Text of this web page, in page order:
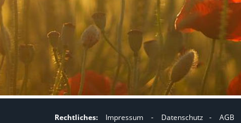
Rechtliches: Impressum - Datenschutz -
AGB